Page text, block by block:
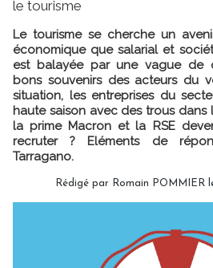
le tourisme
Le tourisme se cherche un
économique que salarial et
est balayée par une vague de
bons souvenirs des acteurs du
situation, les entreprises du
haute saison avec des trous dans
la prime Macron et la RSE
recruter ? Eléments de
Tarragano.
Rédigé par Romain POMMIER